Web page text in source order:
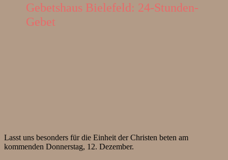
Gebetshaus Bielefeld: 24-Stunden-
Gebet
Lasst uns besonders für die Einheit der Christen beten am
kommenden Donnerstag, 12. Dezember.